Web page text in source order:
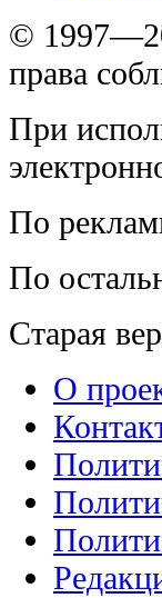
©
права
При
По
По
Старая
О